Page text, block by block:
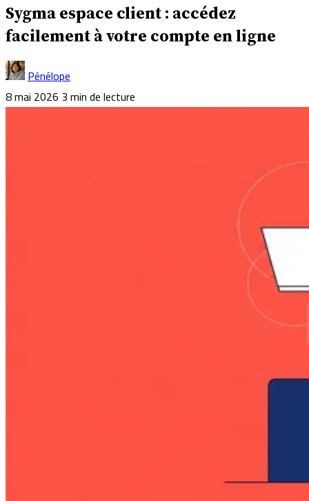
Sygma espace client : accédez
facilement à votre compte en ligne
Pénélope
8 mai 2026 3 min de lecture